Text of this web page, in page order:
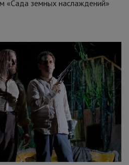
«Сада земных наслаждений»